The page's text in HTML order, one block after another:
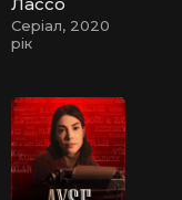
Серіал, 2020
рік